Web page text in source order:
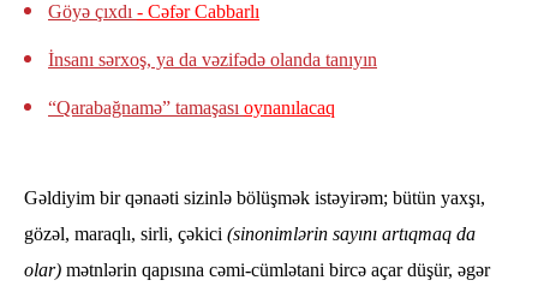
Göyə çıxdı - Cəfər Cabbarlı
İnsanı sərxoş, ya da vəzifədə olanda tanıyın
“Qarabağnamə” tamaşası oynanılacaq
Gəldiyim bir qənaəti sizinlə bölüşmək istəyirəm; bütün yaxşı,
gözəl, maraqlı, sirli, çəkici (sinonimlərin sayını artıqmaq da
olar) mətnlərin qapısına cəmi-cümlətani bircə açar düşür, əgər